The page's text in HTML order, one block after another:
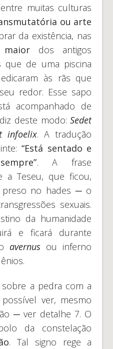
muitas culturas
ou arte
da existência, nas
dos antigos
que de uma piscina
às rãs que
redor. Esse sapo
acompanhado de
deste modo:Sedet
infoelix. A tradução
“Está sentado e
. A frase
a Teseu, que ficou,
preso no hades ─ o
sexuais.
da humanidade
e ficará durante
avernus ou inferno
a pedra com a
ver, mesmo
─ ver detalhe 7. O
da constelação
. Tal signo rege a